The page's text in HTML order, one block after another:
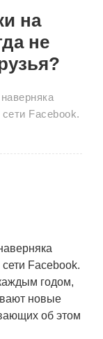
на
не
Facebook.
Facebook.
годом,
новые
об этом